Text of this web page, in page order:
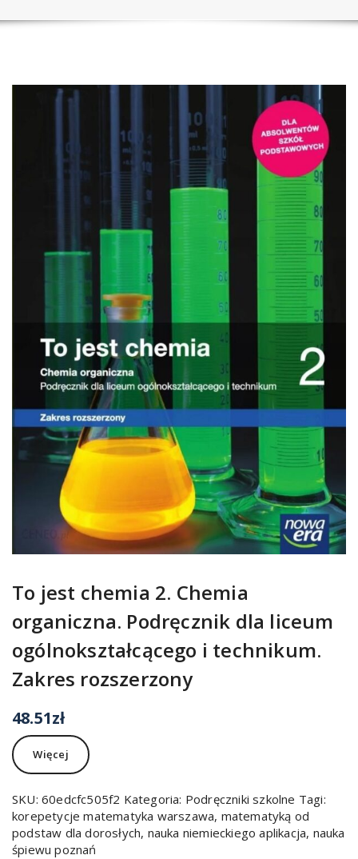
To jest chemia 2. Chemia
organiczna. Podręcznik dla liceum
ogólnokształcącego i technikum.
Zakres rozszerzony
48.51zł
Więcej
SKU: 60edcfc505f2 Kategoria: Podręczniki szkolne Tagi:
korepetycje matematyka warszawa, matematyką od
podstaw dla dorosłych, nauka niemieckiego aplikacja, nauka
śpiewu poznań